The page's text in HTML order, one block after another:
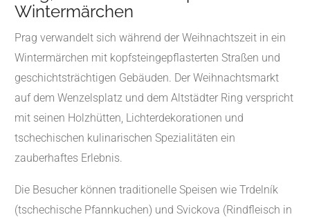
Wintermärchen
Prag verwandelt sich während der Weihnachtszeit in ein
Wintermärchen mit kopfsteingepflasterten Straßen und
geschichtsträchtigen Gebäuden. Der Weihnachtsmarkt
auf dem Wenzelsplatz und dem Altstädter Ring verspricht
mit seinen Holzhütten, Lichterdekorationen und
tschechischen kulinarischen Spezialitäten ein
zauberhaftes Erlebnis.
Die Besucher können traditionelle Speisen wie Trdelník
(tschechische Pfannkuchen) und Svickova (Rindfleisch in